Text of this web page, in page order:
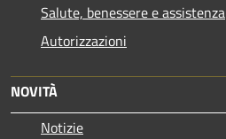
Salute, benessere e assistenza
Autorizzazioni
NOVITÀ
Notizie